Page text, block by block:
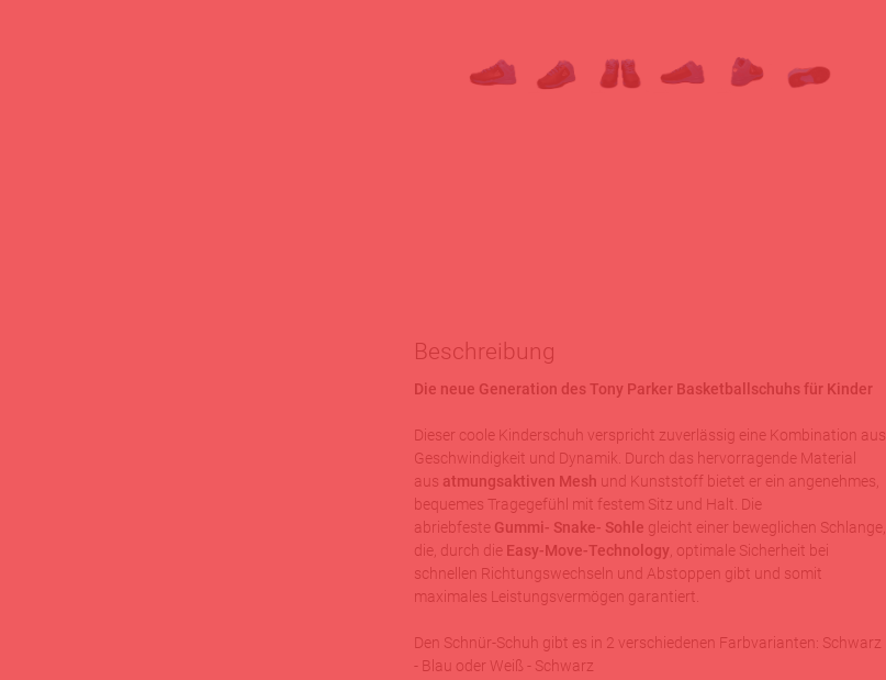
Beschreibung
Die neue Generation des Tony Parker Basketballschuhs für Kinder
Dieser coole Kinderschuh verspricht zuverlässig eine Kombination aus
Geschwindigkeit und Dynamik. Durch das hervorragende Material
aus atmungsaktiven Mesh und Kunststoff bietet er ein angenehmes,
bequemes Tragegefühl mit festem Sitz und Halt. Die
abriebfeste Gummi- Snake- Sohle gleicht einer beweglichen Schlange,
die, durch die Easy-Move-Technology , optimale Sicherheit bei
schnellen Richtungswechseln und Abstoppen gibt und somit
maximales Leistungsvermögen garantiert.
Den Schnür-Schuh gibt es in 2 verschiedenen Farbvarianten: Schwarz
- Blau oder Weiß - Schwarz